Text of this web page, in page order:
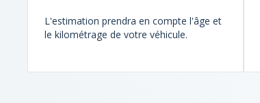
L'estimation prendra en compte l'âge et
le kilométrage de votre véhicule.